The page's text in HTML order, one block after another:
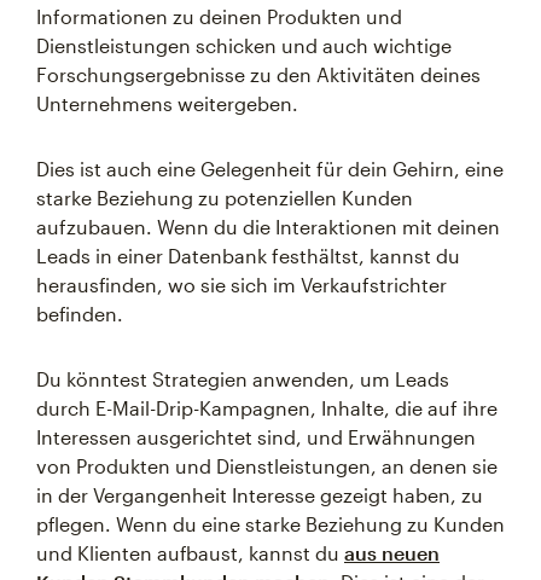
Informationen zu deinen Produkten und
Dienstleistungen schicken und auch wichtige
Forschungsergebnisse zu den Aktivitäten deines
Unternehmens weitergeben.
Dies ist auch eine Gelegenheit für dein Gehirn, eine
starke Beziehung zu potenziellen Kunden
aufzubauen. Wenn du die Interaktionen mit deinen
Leads in einer Datenbank festhältst, kannst du
herausfinden, wo sie sich im Verkaufstrichter
befinden.
Du könntest Strategien anwenden, um Leads
durch E-Mail-Drip-Kampagnen, Inhalte, die auf ihre
Interessen ausgerichtet sind, und Erwähnungen
von Produkten und Dienstleistungen, an denen sie
in der Vergangenheit Interesse gezeigt haben, zu
pflegen. Wenn du eine starke Beziehung zu Kunden
und Klienten aufbaust, kannst du aus neuen